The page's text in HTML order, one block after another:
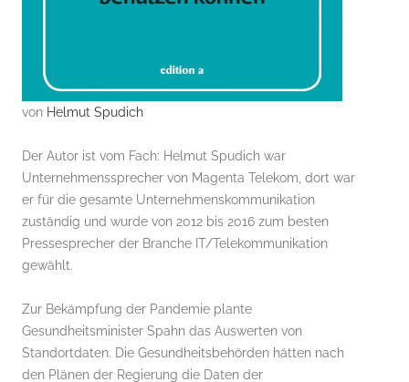
von Helmut Spudich
Der Autor ist vom Fach: Helmut Spudich war
Unternehmenssprecher von Magenta Telekom, dort war
er für die gesamte Unternehmenskommunikation
zuständig und wurde von 2012 bis 2016 zum besten
Pressesprecher der Branche IT/Telekommunikation
gewählt.
Zur Bekämpfung der Pandemie plante
Gesundheitsminister Spahn das Auswerten von
Standortdaten. Die Gesundheitsbehörden hätten nach
den Plänen der Regierung die Daten der